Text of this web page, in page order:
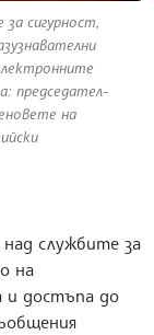
сигурност,
председател-
на
службите за
на
и достъпа до